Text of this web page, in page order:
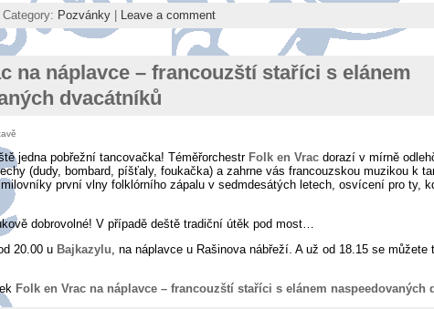
Pozvánky| Leave a comment
na náplavce – francouzští staříci s elánem
dvacátníků
jedna pobřežní tancovačka! Téměřorchestr Folk en Vracdorazí v mírně
(dudy, bombard, píšťaly, foukačka) a zahrne vás francouzskou muzikou k
první vlny folklórního zápalu v sedmdesátých letech, osvícení pro ty,
dobrovolné! V případě deště tradiční útěk pod most…
20.00 u Bajkazylu , na náplavce u Rašinova nábřeží. A už od 18.15 se
Folk en Vrac na náplavce – francouzští staříci s elánem naspeedovaných